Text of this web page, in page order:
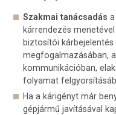
Szakmai tanácsadás
kárrendezés
biztosítói
megfogalmazásában,
kommunikációban,
folyamat
Ha a kárigényt már
gépjármű javításával